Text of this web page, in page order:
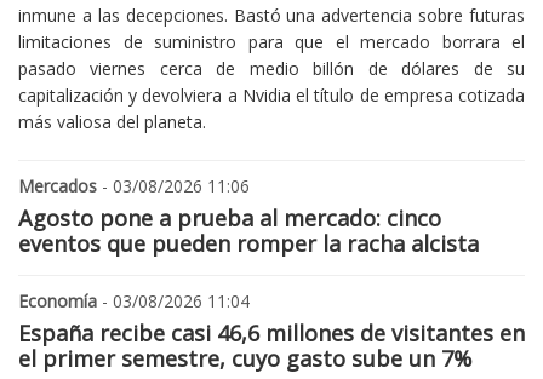
inmune a las decepciones. Bastó una advertencia sobre futuras
limitaciones de suministro para que el mercado borrara el
pasado viernes cerca de medio billón de dólares de su
capitalización y devolviera a Nvidia el título de empresa cotizada
más valiosa del planeta.
Mercados - 03/08/2026 11:06
Agosto pone a prueba al mercado: cinco
eventos que pueden romper la racha alcista
Economía - 03/08/2026 11:04
España recibe casi 46,6 millones de visitantes en
el primer semestre, cuyo gasto sube un 7%